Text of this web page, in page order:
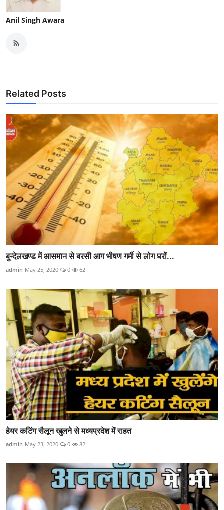
Anil Singh Awara
Related Posts
बुन्देलखण्ड में आसमान से बरसी आग भीषण गर्मी से लोग घरों...
admin May 25, 2020 0 62
हेयर कटिंग सैलून खुलने से मध्यप्रदेश में राहत
admin May 23, 2020 0 82